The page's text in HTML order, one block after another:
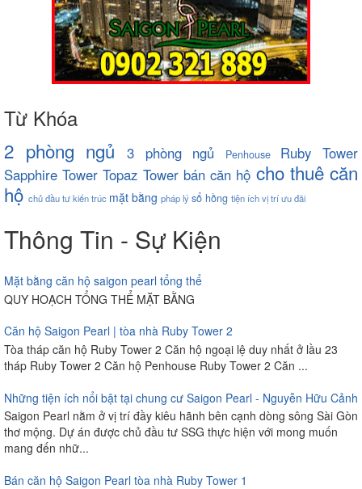
Từ Khóa
2 phòng ngủ 3 phòng ngủ Penhouse
Ruby Tower
Sapphire Tower Topaz Tower bán căn hộ cho thuê căn
hộ chủ đầu tưkiến trúc mặt bằng pháp lýsổ hồng tiện íchvị tríưu đãi
Thông Tin - Sự Kiện
Mặt bằng căn hộ saigon pearl tổng thể
QUY HOẠCH TỔNG THỂ MẶT BẰNG
Căn hộ Saigon Pearl | tòa nhà Ruby Tower 2
Tòa tháp căn hộ Ruby Tower 2 Căn hộ ngoại lệ duy nhất ở lầu 23
tháp Ruby Tower 2 Căn hộ Penhouse Ruby Tower 2 Căn ...
Những tiện ích nổi bật tại chung cư Saigon Pearl - Nguyễn Hữu Cảnh
Saigon Pearl nằm ở vị trí đầy kiêu hãnh bên cạnh dòng sông Sài Gòn
thơ mộng. Dự án được chủ đầu tư SSG thực hiện với mong muốn
mang đến nhữ...
Bán căn hộ Saigon Pearl tòa nhà Ruby Tower 1